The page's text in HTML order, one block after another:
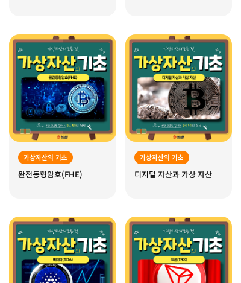
가상자산의 기초
완전동형암호(FHE)
가상자산의 기초
디지털 자산과 가상 자산